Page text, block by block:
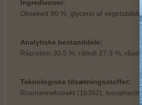
Ingredienser:
Oksekød 90 %, glycerin af vegetabilsk
Analytiske bestanddele:
Råprotein 30,5 %, råfedt 27,9 %,
Teknologiske tilsætningsstoffer:
Rosmarinekstrakt (1b392),